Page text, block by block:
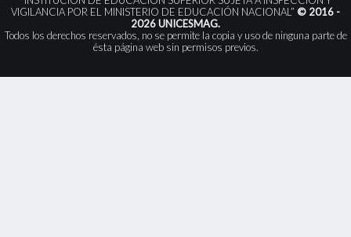
VIGILANCIA POR EL MINISTERIO DE EDUCACIÓN NACIONAL” © 2016 -
2026 UNICESMAG.
Todos los derechos reservados, no se permite la copia y uso de ninguna parte de
ésta página web sin permisos previos.